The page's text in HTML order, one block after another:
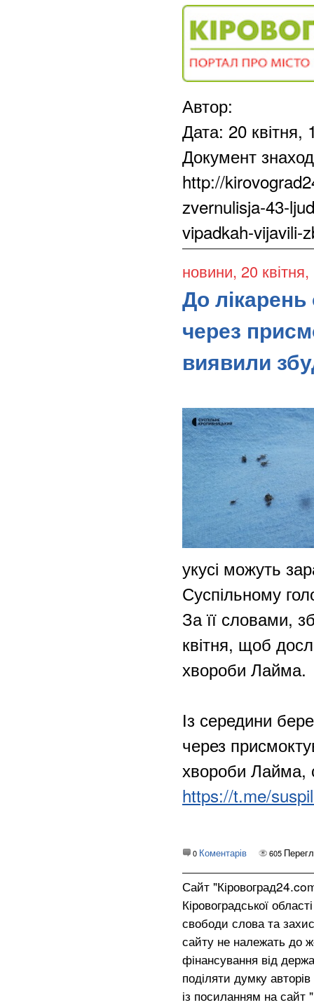
Автор:
Дата: 20 квітня,
Документ
http://
zvernulisja-43-
vipadkah-vijavili-
новини, 20
До
через
виявили
укусі можуть
Суспільному
За її словами,
квітня, щоб
хвороби Лайма.
Із середини
через
хвороби Лайма,
https://t.me/
0 Коментарів 605
Сайт
Кіровоградської
свободи слова та
сайту не належать до
фінансування від
поділяти думку
із посиланням на сайт